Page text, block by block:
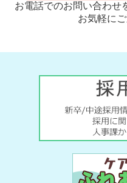
お電話でのお問い合わせ
お気軽に